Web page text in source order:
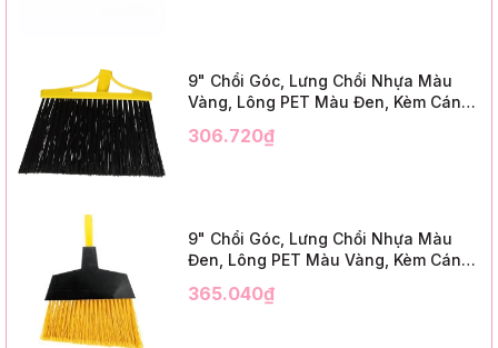
9" Chổi Góc, Lưng Chổi Nhựa Màu
Vàng, Lông PET Màu Đen, Kèm Cán
12 Bộ/Thùng (9" Angle Broom, Yellow
306.720₫
9" Chổi Góc, Lưng Chổi Nhựa Màu
Đen, Lông PET Màu Vàng, Kèm Cán
12 Bộ/Thùng (9" Angle Broom, Black
365.040₫